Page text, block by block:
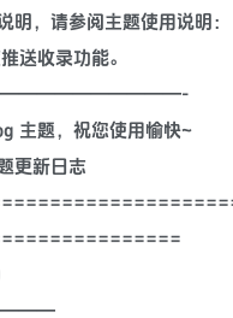
明，请参阅主题使用说明：
送收录功能。
主题，祝您使用愉快~
更新日志